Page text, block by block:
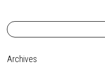
Archives